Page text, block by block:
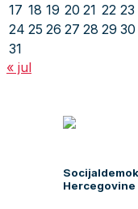
17 18 19 20 21 22 23
24 25 26 27 28 29 30
31
« jul
Hercegovine